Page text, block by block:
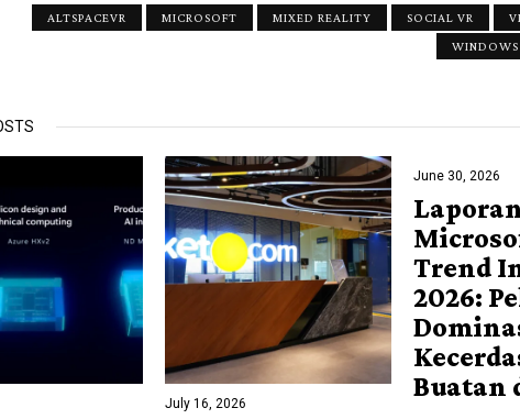
ALTSPACEVR MICROSOFT MIXED REALITY SOCIAL VR
July 16, 2026
June 30, 2026
Trend
2026:
Buatan